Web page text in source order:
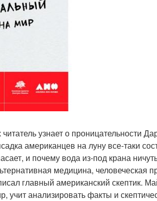
узнает о проницательности
американцев на луну все-таки
и почему вода из-под крана
медицина, человеческая
главный американский скептик.
учит анализировать факты и